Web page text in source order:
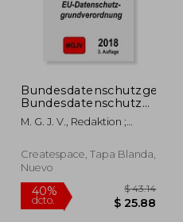
45%
Bundesdatenschutzgesetz
(BDSG) (en Alemán)
M. G. J. V., Redaktion ;
Createspace, Tapa Blanda,
Nuevo